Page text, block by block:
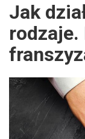
Jak
rodzaje.